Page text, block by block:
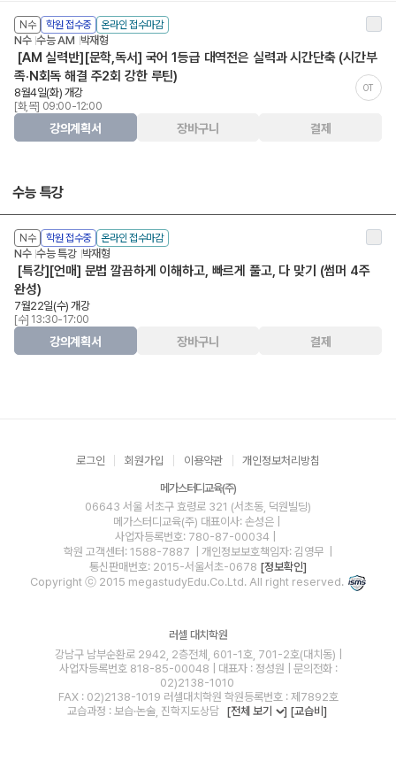
N수 학원 접수중 온라인 접수마감
N수 수능 AM 박재형
[AM 실력반][문학,독서] 국어 1등급 대역전은 실력과 시간단축 (시간부
족·N회독 해결 주2회 강한 루틴)
OT
8월4일(화) 개강
[화,목] 09:00-12:00
강의계획서 장바구니 결제
수능 특강
N수 학원 접수중 온라인 접수마감
N수 수능 특강 박재형
[특강][언매] 문법 깔끔하게 이해하고, 빠르게 풀고, 다 맞기 (썸머 4주
완성)
7월22일(수) 개강
[수] 13:30-17:00
강의계획서 장바구니 결제
로그인 회원가입 이용약관 개인정보처리방침
메가스터디교육(주)
06643 서울 서초구 효령로 321 (서초동, 덕원빌딩)
메가스터디교육(주) 대표이사: 손성은 |
사업자등록번호: 780-87-00034
학원 고객센터: 1588-7887
| 개인정보보호책임자: 김영무
통신판매번호: 2015-서울서초-0678 [정보확인]
Copyright ⓒ 2015 megastudyEdu.Co.Ltd. All right reserved.
러셀 대치학원
강남구 남부순환로 2942, 2층전체, 601-1호, 701-2호(대치동) |
사업자등록번호 818-85-00048 | 대표자 : 정성원 | 문의전화 :
02)2138-1010
FAX : 02)2138-1019 러셀대치학원 학원등록번호 : 제7892호
교습과정 : 보습·논술, 진학지도상담
[전체 보기 ] [교습비]